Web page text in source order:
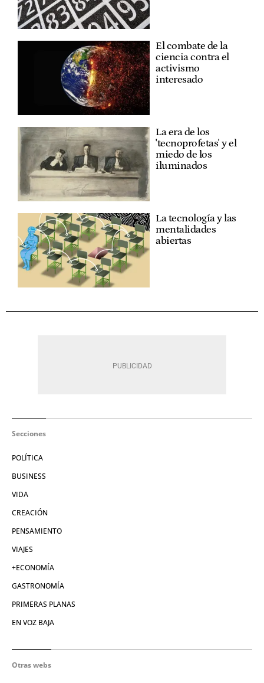
El combate de la
ciencia contra el
activismo
interesado
La era de los
'tecnoprofetas' y el
miedo de los
iluminados
La tecnología y las
mentalidades
abiertas
Secciones
POLÍTICA
BUSINESS
VIDA
CREACIÓN
PENSAMIENTO
VIAJES
+ECONOMÍA
GASTRONOMÍA
PRIMERAS PLANAS
EN VOZ BAJA
Otras webs